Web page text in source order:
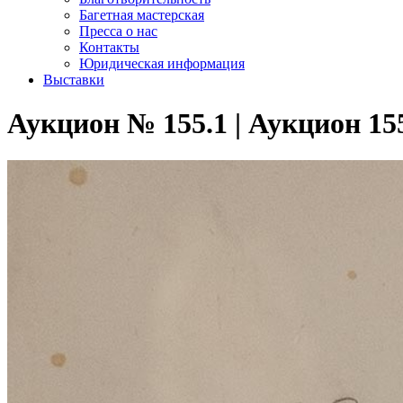
Багетная мастерская
Пресса о нас
Контакты
Юридическая информация
Выставки
Аукцион № 155.1 | Аукцион